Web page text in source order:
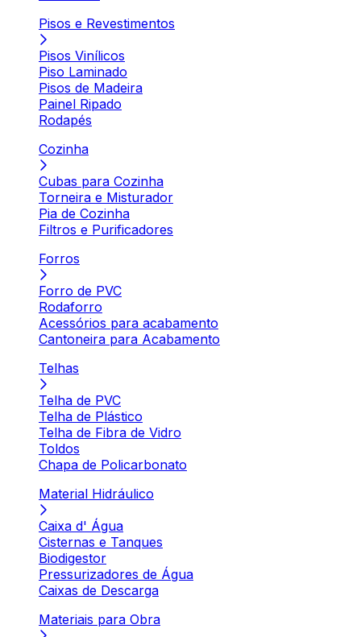
Pisos e Revestimentos
Pisos Vinílicos
Piso Laminado
Pisos de Madeira
Painel Ripado
Rodapés
Cozinha
Cubas para Cozinha
Torneira e Misturador
Pia de Cozinha
Filtros e Purificadores
Forros
Forro de PVC
Rodaforro
Acessórios para acabamento
Cantoneira para Acabamento
Telhas
Telha de PVC
Telha de Plástico
Telha de Fibra de Vidro
Toldos
Chapa de Policarbonato
Material Hidráulico
Caixa d' Água
Cisternas e Tanques
Biodigestor
Pressurizadores de Água
Caixas de Descarga
Materiais para Obra